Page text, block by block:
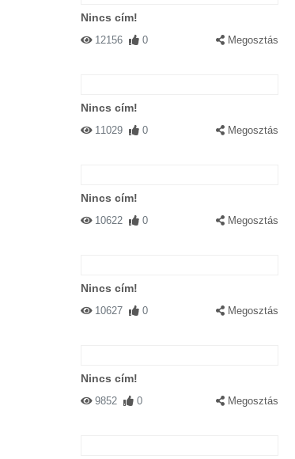
Nincs cím!
12156 0 Megosztás
Nincs cím!
11029 0 Megosztás
Nincs cím!
10622 0 Megosztás
Nincs cím!
10627 0 Megosztás
Nincs cím!
9852 0 Megosztás